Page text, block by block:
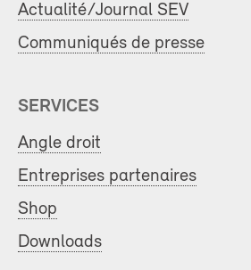
Actualité/Journal SEV
Communiqués de presse
SERVICES
Angle droit
Entreprises partenaires
Shop
Downloads